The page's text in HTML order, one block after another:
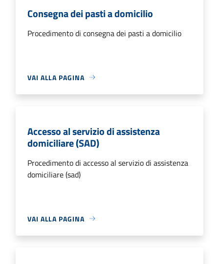
Consegna dei pasti a domicilio
Procedimento di consegna dei pasti a domicilio
VAI ALLA PAGINA
Accesso al servizio di assistenza
domiciliare (SAD)
Procedimento di accesso al servizio di assistenza
domiciliare (sad)
VAI ALLA PAGINA